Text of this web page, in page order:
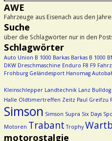
AWE
Fahrzeuge aus Eisenach aus den
Suche
über die Schlagwörter nur in den
Schlagwörter
Auto Union B 1000 Barkas Barkas B 1000
DKW Dreschmaschine Enduro F8 F9
Frohburg Geländesport Hanomag
Kleinschlepper Landtechnik Lanz Bulldog
Halle Oldtimertreffen Zeitz Paul Greifzu
Simson Simson Supra Six Days
Motoren Trabant Trophy
motorostalgie